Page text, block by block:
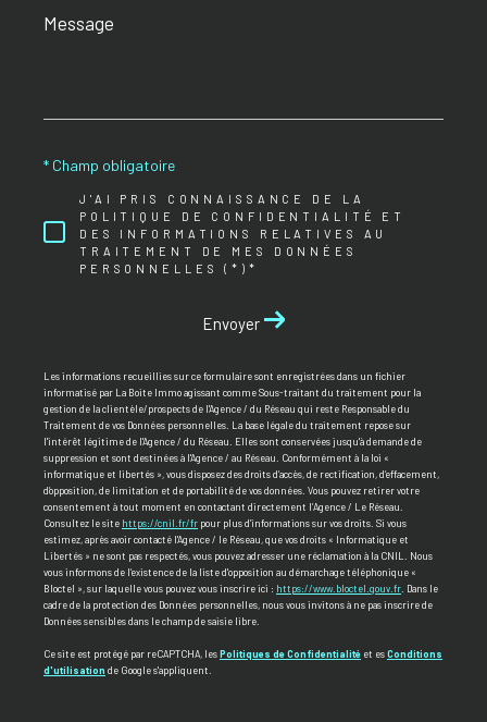
Message
*
J'AI PRIS CONNAISSANCE DE LA
POLITIQUE DE CONFIDENTIALITÉ ET
DES INFORMATIONS RELATIVES AU
TRAITEMENT DE MES DONNÉES
PERSONNELLES (*)*
* Champ obligatoire
Envoyer
Les informations recueillies sur ce formulaire sont enregistrées dans un fichier
informatisé par La Boite Immo agissant comme Sous-traitant du traitement pour la
gestion de la clientèle/prospects de l'Agence / du Réseau qui reste Responsable du
Traitement de vos Données personnelles. La base légale du traitement repose sur
l'intérêt légitime de l'Agence / du Réseau. Elles sont conservées jusqu'à demande de
suppression et sont destinées à l'Agence / au Réseau. Conformément à la loi «
informatique et libertés », vous disposez des droits d’accès, de rectification, d’effacement,
d’opposition, de limitation et de portabilité de vos données. Vous pouvez retirer votre
consentement à tout moment en contactant directement l’Agence / Le Réseau.
Consultez le site https://cnil.fr/fr pour plus d’informations sur vos droits. Si vous
estimez, après avoir contacté l'Agence / le Réseau, que vos droits « Informatique et
Libertés » ne sont pas respectés, vous pouvez adresser une réclamation à la CNIL. Nous
vous informons de l’existence de la liste d'opposition au démarchage téléphonique «
Bloctel », sur laquelle vous pouvez vous inscrire ici : https://www.bloctel.gouv.fr . Dans le
cadre de la protection des Données personnelles, nous vous invitons à ne pas inscrire de
Données sensibles dans le champ de saisie libre.
Ce site est protégé par reCAPTCHA, lesPolitiques de Confidentialité et esConditions
d'utilisation de Google s'appliquent.